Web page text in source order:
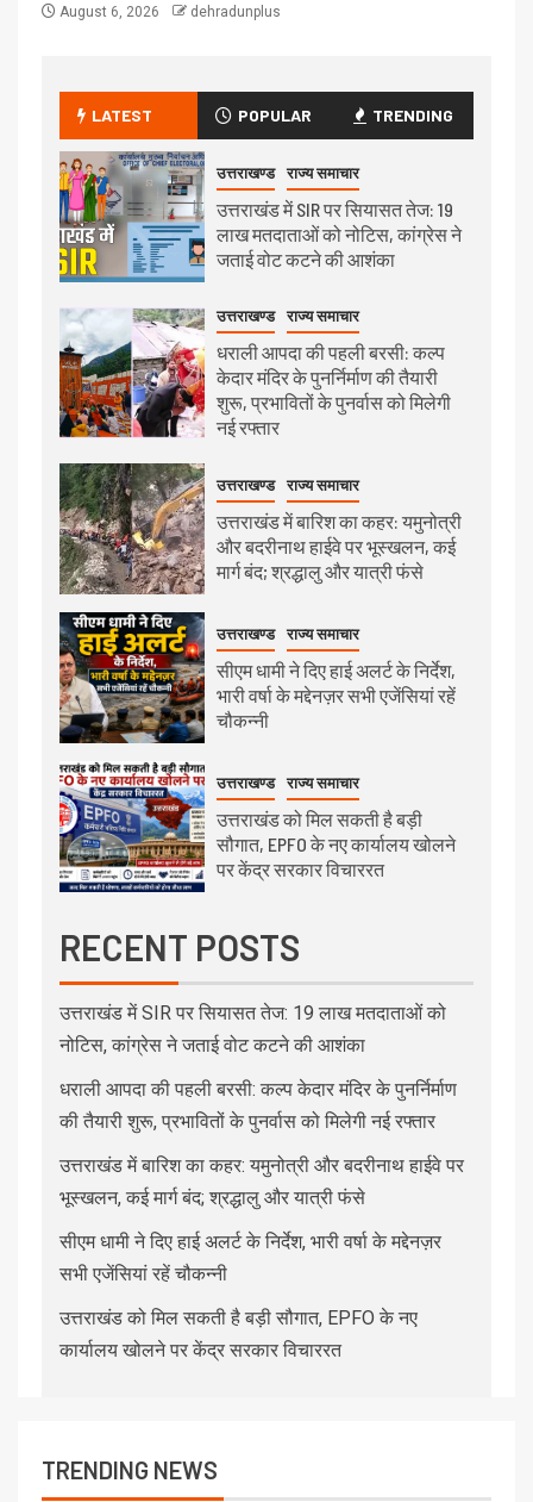
August 6, 2026 dehradunplus
LATEST POPULAR TRENDING
उत्तराखण्ड राज्य समाचार
उत्तराखंड में SIR पर सियासत तेज: 19
लाख मतदाताओं को नोटिस, कांग्रेस ने
जताई वोट कटने की आशंका
उत्तराखण्ड राज्य समाचार
धराली आपदा की पहली बरसी: कल्प
केदार मंदिर के पुनर्निर्माण की तैयारी
शुरू, प्रभावितों के पुनर्वास को मिलेगी
नई रफ्तार
उत्तराखण्ड राज्य समाचार
उत्तराखंड में बारिश का कहर: यमुनोत्री
और बदरीनाथ हाईवे पर भूस्खलन, कई
मार्ग बंद; श्रद्धालु और यात्री फंसे
उत्तराखण्ड राज्य समाचार
सीएम धामी ने दिए हाई अलर्ट के निर्देश,
भारी वर्षा के मद्देनज़र सभी एजेंसियां रहें
चौकन्नी
उत्तराखण्ड राज्य समाचार
उत्तराखंड को मिल सकती है बड़ी
सौगात, EPFO के नए कार्यालय खोलने
पर केंद्र सरकार विचाररत
RECENT POSTS
उत्तराखंड में SIR पर सियासत तेज: 19 लाख मतदाताओं को
नोटिस, कांग्रेस ने जताई वोट कटने की आशंका
धराली आपदा की पहली बरसी: कल्प केदार मंदिर के पुनर्निर्माण
की तैयारी शुरू, प्रभावितों के पुनर्वास को मिलेगी नई रफ्तार
उत्तराखंड में बारिश का कहर: यमुनोत्री और बदरीनाथ हाईवे पर
भूस्खलन, कई मार्ग बंद; श्रद्धालु और यात्री फंसे
सीएम धामी ने दिए हाई अलर्ट के निर्देश, भारी वर्षा के मद्देनज़र
सभी एजेंसियां रहें चौकन्नी
उत्तराखंड को मिल सकती है बड़ी सौगात, EPFO के नए
कार्यालय खोलने पर केंद्र सरकार विचाररत
TRENDING NEWS